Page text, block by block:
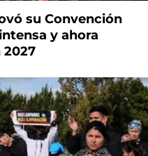
su Convención
y ahora
2027